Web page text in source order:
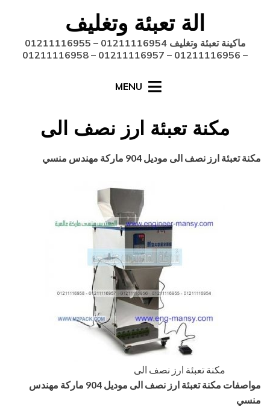
content
الة تعبئة وتغليف
ماكينة تعبئة وتغليف 01211116954 – 01211116955
– 01211116956 – 01211116957 – 01211116958
MENU
مكنة تعبئة ارز نصف الى
on
مكنة تعبئة ارز نصف الى موديل 904 ماركة مهندس منسي
مكنة تعبئة ارز نصف الى
مواصفات مكنة تعبئة ارز نصف الى
موديل 904 ماركة مهندس
منسي